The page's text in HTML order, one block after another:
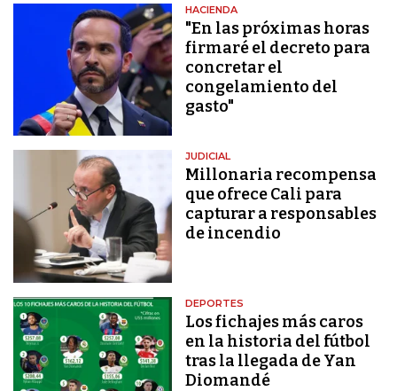
HACIENDA
"En las próximas horas
firmaré el decreto para
concretar el
congelamiento del
gasto"
JUDICIAL
Millonaria recompensa
que ofrece Cali para
capturar a responsables
de incendio
DEPORTES
Los fichajes más caros
en la historia del fútbol
tras la llegada de Yan
Diomandé